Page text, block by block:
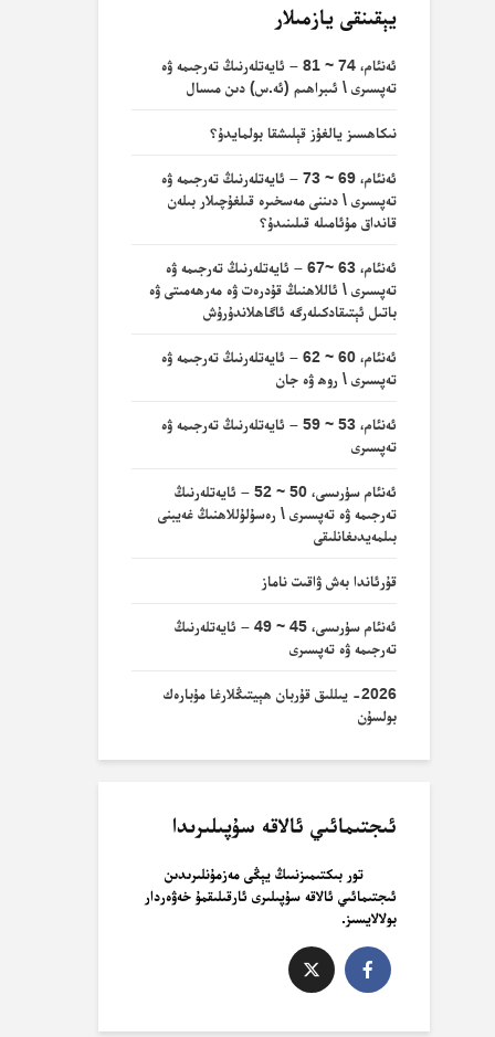
يېقىنقى يازمىلار
ئەنئام، 74 ~ 81 – ئايەتلەرنىڭ تەرجىمە ۋە
تەپسىرى \ ئىبراھىم (ئە.س) دىن مىسال
نىكاھسىز يالغۇز قېلىشقا بولمايدۇ؟
ئەنئام، 69 ~ 73 – ئايەتلەرنىڭ تەرجىمە ۋە
تەپسىرى \ دىننى مەسخىرە قىلغۇچىلار بىلەن
قانداق مۇئامىلە قىلىنىدۇ؟
ئەنئام، 63 ~67 – ئايەتلەرنىڭ تەرجىمە ۋە
تەپسىرى \ ئاللاھنىڭ قۇدرەت ۋە مەرھەمىتى ۋە
باتىل ئېتىقادكىلەرگە ئاگاھلاندۇرۇش
ئەنئام، 60 ~ 62 – ئايەتلەرنىڭ تەرجىمە ۋە
تەپسىرى \ روھ ۋە جان
ئەنئام، 53 ~ 59 – ئايەتلەرنىڭ تەرجىمە ۋە
تەپسىرى
ئەنئام سۈرىسى، 50 ~ 52 – ئايەتلەرنىڭ
تەرجىمە ۋە تەپسىرى \ رەسۇلۇللاھنىڭ غەيبنى
بىلمەيدىغانلىقى
قۇرئاندا بەش ۋاقىت ناماز
ئەنئام سۈرىسى، 45 ~ 49 – ئايەتلەرنىڭ
تەرجىمە ۋە تەپسىرى
2026- يىللىق قۇربان ھېيتىڭلارغا مۇبارەك
بولسۇن
ئىجتىمائىي ئالاقە سۇپىلىرىدا
تور بىكتىمىزنىىڭ يېڭى مەزمۇنلىرىدىن
ئىجتىمائىي ئالاقە سۇپىلىرى ئارقىلىقمۇ خەۋەردار
بولالايسىز.